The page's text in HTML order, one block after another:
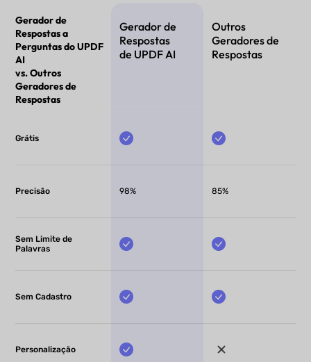
Gerador de
Respostas a
Perguntas do UPDF
AI
vs. Outros
Geradores de
Respostas
Gerador de
Respostas
de UPDF AI
Outros
Geradores de
Respostas
Grátis
Precisão 98% 85%
Sem Limite de
Palavras
Sem Cadastro
Personalização